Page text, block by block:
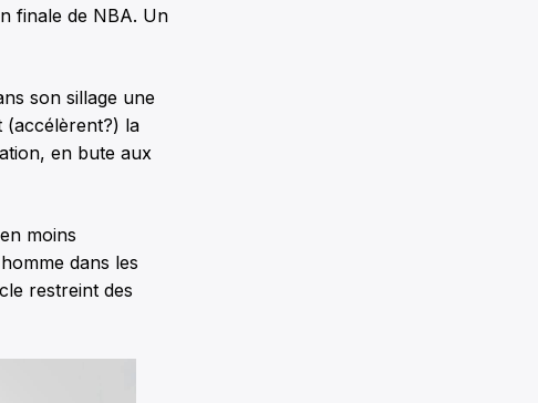
finale de NBA. Un
son sillage une
(accélèrent?) la
en bute aux
moins
dans les
restreint des